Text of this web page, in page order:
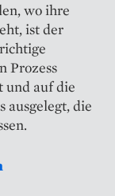
wo ihre
ist der
Prozess
und auf die
ausgelegt, die